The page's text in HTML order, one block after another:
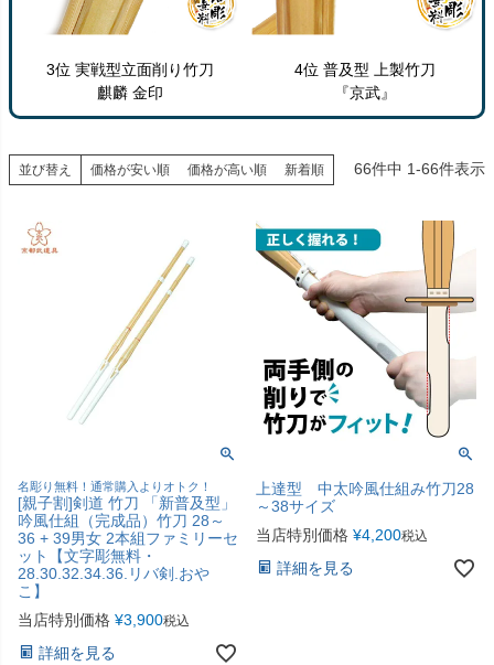
3位 実戦型立面削り竹刀
麒麟 金印
4位 普及型 上製竹刀
『京武』
並び替え 価格が安い順 価格が高い順 新着順 66件中 1-66件表示
名彫り無料！通常購入よりオトク！
[親子割]剣道 竹刀 「新普及型」
吟風仕組（完成品）竹刀 28～
36 + 39男女 2本組ファミリーセ
ット【文字彫無料・
28.30.32.34.36.リバ剣.おや
こ】
当店特別価格 ¥3,900税込
詳細を見る
上達型 中太吟風仕組み竹刀28
～38サイズ
当店特別価格 ¥4,200税込
詳細を見る